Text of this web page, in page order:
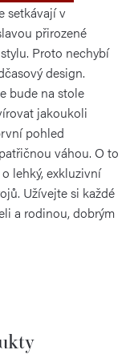
setkávají v
přirozené
Proto nechybí
design.
bude na stole
jakoukoli
pohled
váhou. O to
lehký, exkluzivní
Užívejte si každé
a rodinou, dobrým